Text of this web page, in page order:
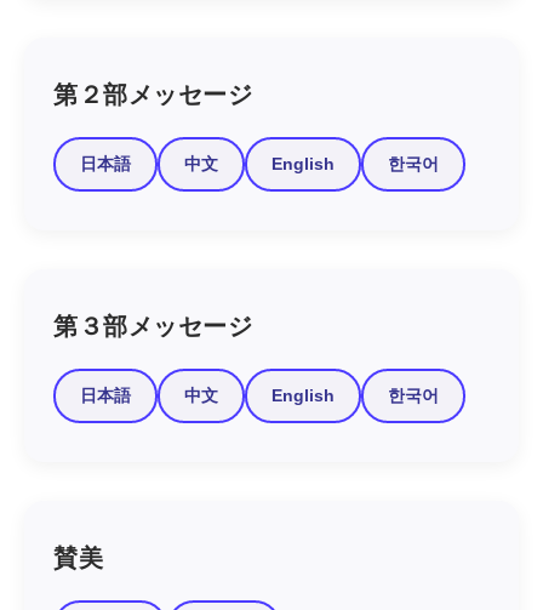
第２部メッセージ
日本語 中文 English 한국어
第３部メッセージ
日本語 中文 English 한국어
賛美